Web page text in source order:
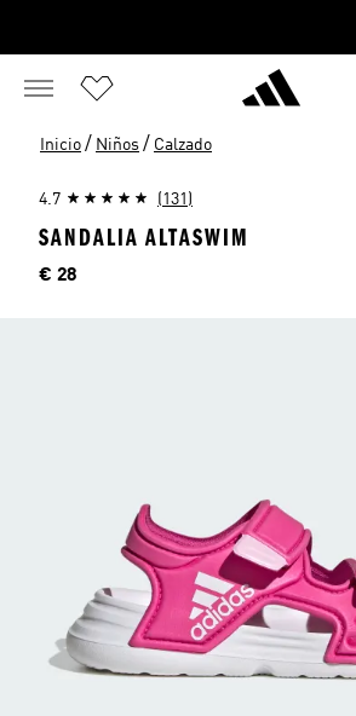
Inicio / Niños / Calzado
4.7 (131)
SANDALIA ALTASWIM
Precio
€ 28